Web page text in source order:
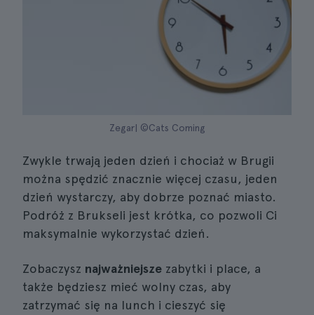
Zegar| ©Cats Coming
Zwykle trwają jeden dzień i chociaż w Brugii
można spędzić znacznie więcej czasu, jeden
dzień wystarczy, aby dobrze poznać miasto.
Podróż z Brukseli jest krótka, co pozwoli Ci
maksymalnie wykorzystać dzień.
Zobaczysz najważniejsze zabytki i place, a
także będziesz mieć wolny czas, aby
zatrzymać się na lunch i cieszyć się